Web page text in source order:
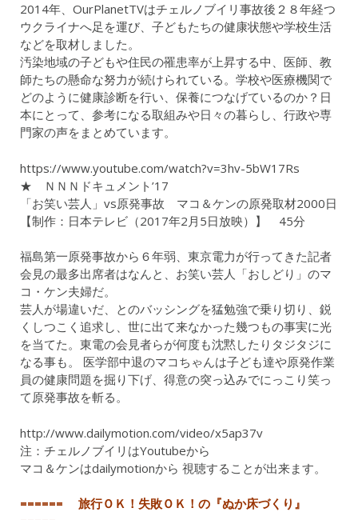
2014年、OurPlanetTVはチェルノブイリ事故後２８年経つ
ウクライナへ足を運び、子どもたちの健康状態や学校生活
などを取材しました。
汚染地域の子どもや住民の罹患率が上昇する中、医師、教
師たちの懸命な努力が続けられている。学校や医療機関で
どのように健康診断を行い、保養につなげているのか？日
本にとって、参考になる取組みや日々の暮らし、行政や専
門家の声をまとめています。
https://www.youtube.com/watch?v=3hv-5bW17Rs
★ ＮＮＮドキュメント’17
「お笑い芸人」vs原発事故 マコ＆ケンの原発取材2000日
【制作：日本テレビ（2017年2月5日放映）】 45分
福島第一原発事故から６年弱、東京電力が行ってきた記者
会見の最多出席者はなんと、お笑い芸人「おしどり」のマ
コ・ケン夫婦だ。
芸人が場違いだ、とのバッシングを猛勉強で乗り切り、鋭
くしつこく追求し、世に出て来なかった幾つもの事実に光
を当てた。東電の会見者らが何度も沈黙したりタジタジに
なる事も。 医学部中退のマコちゃんは子ども達や原発作業
員の健康問題を掘り下げ、得意の突っ込みでにっこり笑っ
て原発事故を斬る。
http://www.dailymotion.com/video/x5ap37v
注：チェルノブイリはYoutubeから
マコ＆ケンはdailymotionから 視聴することが出来ます。
====== 旅行ＯＫ！失敗ＯＫ！の『ぬか床づくり』